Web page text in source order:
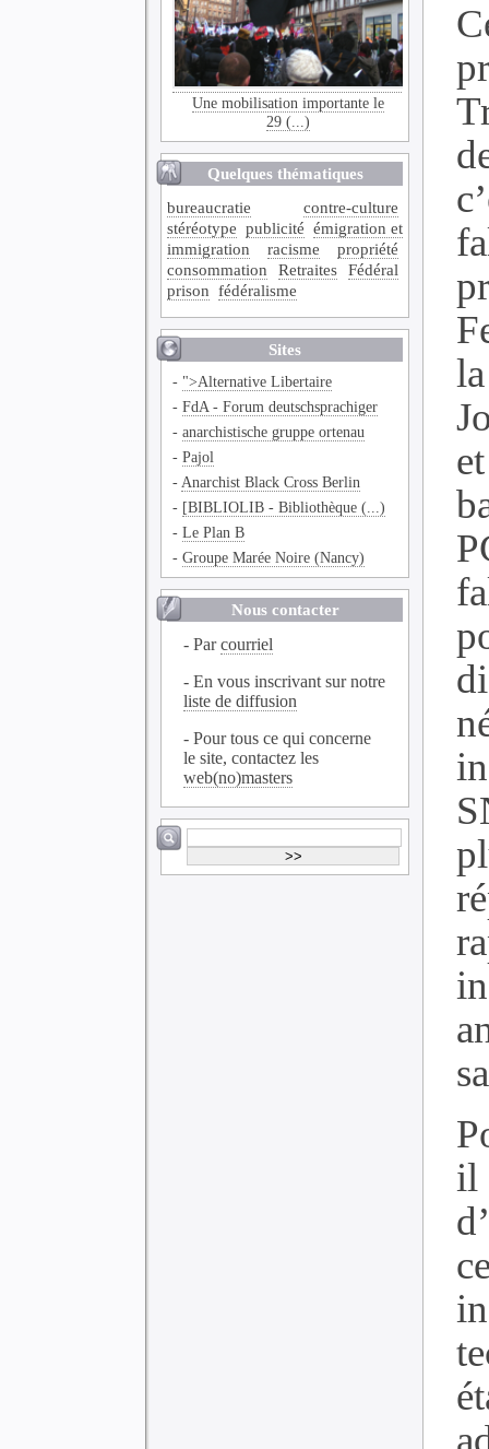
Une mobilisation importante le
29 (...)
Quelques thématiques
bureaucratie
contre-culture
stéréotype publicité émigration et
immigration
racisme
propriété
consommation
Retraites
Fédéral
prison fédéralisme
Sites
- ">Alternative Libertaire
-FdA - Forum deutschsprachiger
-anarchistische gruppe ortenau
-Pajol
- Anarchist Black Cross Berlin
- [BIBLIOLIB - Bibliothèque (...)
-Le Plan B
-Groupe Marée Noire (Nancy)
Nous contacter
- Parcourriel
- En vous inscrivant sur notre
liste de diffusion
- Pour tous ce qui concerne
le site, contactez les
web(no)masters
il